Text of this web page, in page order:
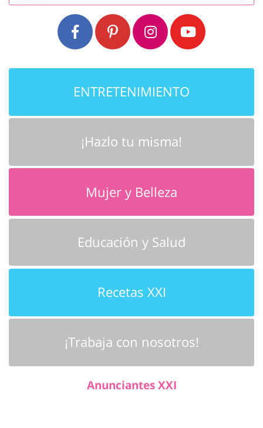
ENTRETENIMIENTO
¡Hazlo tu misma!
Mujer y Belleza
Educación y Salud
Recetas XXI
¡Trabaja con nosotros!
Anunciantes XXI